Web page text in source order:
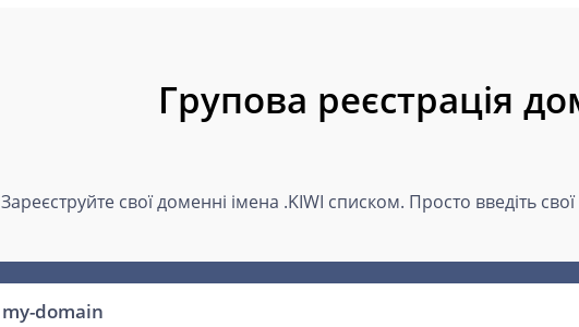
Групова реєстрація
Зареєструйте свої доменні імена .KIWI списком. Просто введіть